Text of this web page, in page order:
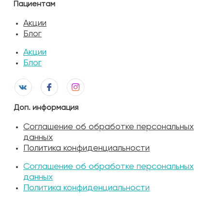
Пациентам
Акции
Блог
Акции
Блог
Доп. информация
Соглашение об обработке персональных
данных
Политика конфиденциальности
Соглашение об обработке персональных
данных
Политика конфиденциальности